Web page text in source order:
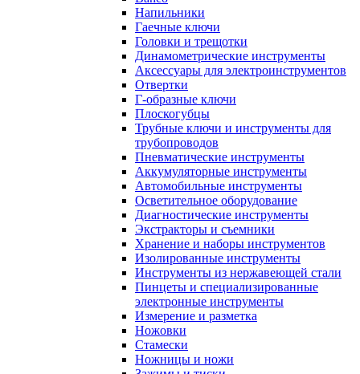
Напильники
Гаечные ключи
Головки и трещотки
Динамометрические инструменты
Аксессуары для электроинструментов
Отвертки
Г-образные ключи
Плоскогубцы
Трубные ключи и инструменты для
трубопроводов
Пневматические инструменты
Аккумуляторные инструменты
Автомобильные инструменты
Осветительное оборудование
Диагностические инструменты
Экстракторы и съемники
Хранение и наборы инструментов
Изолированные инструменты
Инструменты из нержавеющей стали
Пинцеты и специализированные
электронные инструменты
Измерение и разметка
Ножовки
Стамески
Ножницы и ножи